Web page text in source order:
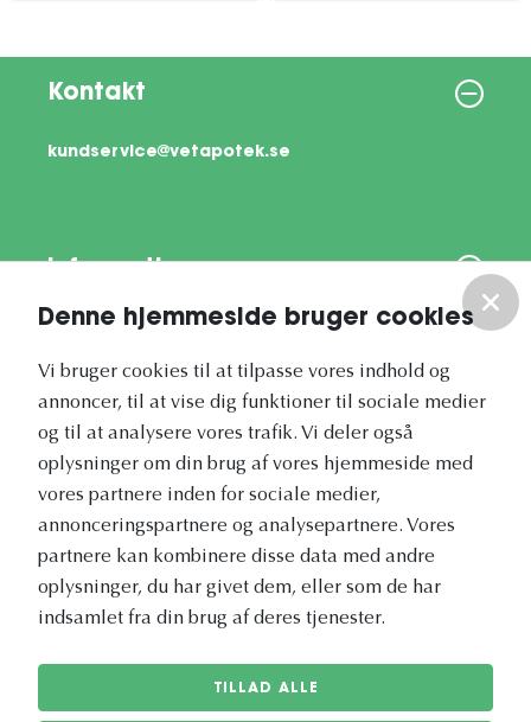
Denne hjemmeside bruger cookies
Vi bruger cookies til at tilpasse vores indhold og
annoncer, til at vise dig funktioner til sociale medier
og til at analysere vores trafik. Vi deler også
oplysninger om din brug af vores hjemmeside med
vores partnere inden for sociale medier,
annonceringspartnere og analysepartnere. Vores
partnere kan kombinere disse data med andre
oplysninger, du har givet dem, eller som de har
indsamlet fra din brug af deres tjenester.
TILLAD ALLE
Kontakt
kundservice@vetapotek.se
Information
Vores nyhedsbrev
Vetapotek.dk er en del af
Evidensia